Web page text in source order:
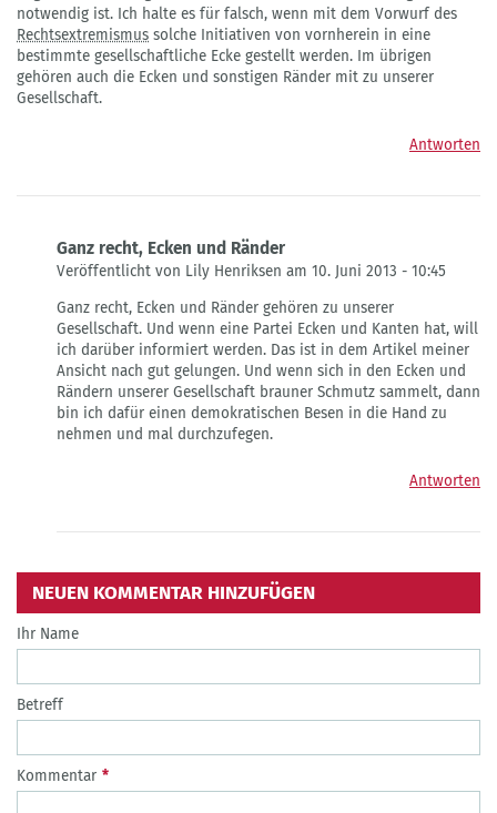
notwendig ist. Ich halte es für falsch, wenn mit dem Vorwurf des
Rechtsextremismus solche Initiativen von vornherein in eine
bestimmte gesellschaftliche Ecke gestellt werden. Im übrigen
gehören auch die Ecken und sonstigen Ränder mit zu unserer
Gesellschaft.
Antworten
Ganz recht, Ecken und Ränder
Veröffentlicht von Lily Henriksen am 10. Juni 2013 - 10:45
auf
AfD
von
Gast
Ganz recht, Ecken und Ränder gehören zu unserer
Gesellschaft. Und wenn eine Partei Ecken und Kanten hat, will
ich darüber informiert werden. Das ist in dem Artikel meiner
Ansicht nach gut gelungen. Und wenn sich in den Ecken und
Rändern unserer Gesellschaft brauner Schmutz sammelt, dann
bin ich dafür einen demokratischen Besen in die Hand zu
nehmen und mal durchzufegen.
Antworten
NEUEN KOMMENTAR HINZUFÜGEN
Ihr Name
Betreff
Kommentar